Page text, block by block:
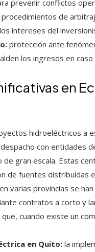
prevenir conflictos
procedimientos de
intereses del
protección ante
los ingresos en
en
hidroeléctricos a
con entidades
de gran escala. Estas
de fuentes distribuidas
en varias provincias se
contratos a corto y
cuando existe un
en Quito:la